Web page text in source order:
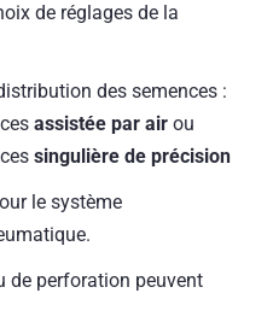
de réglages de la
des semences :
assistée par air ou
singulière de précision
le système
de perforation peuvent